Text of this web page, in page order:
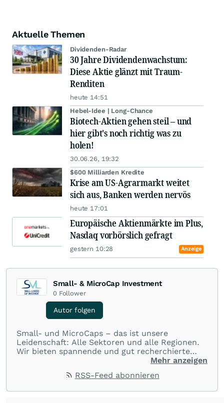
Aktuelle Themen
Dividenden-Radar
30 Jahre Dividendenwachstum:
Diese Aktie glänzt mit Traum-
Renditen
heute 14:51
Hebel-Idee | Long-Chance
Biotech-Aktien gehen steil – und
hier gibt's noch richtig was zu
holen!
30.06.26, 19:32
$600 Milliarden Kredite
Krise am US-Agrarmarkt weitet
sich aus, Banken werden nervös
heute 17:01
Europäische Aktienmärkte im Plus,
Nasdaq vorbörslich gefragt
gestern 10:28 Anzeige
Small- & MicroCap Investment
0 Follower
Autor folgen
Small- und MicroCaps – das ist unsere
Leidenschaft: Alle Sektoren und alle Regionen.
Wir bieten spannende und gut recherchierte
Einblicke in branchen- und marktbezogene
umfangreiche Erfahrungen in der Branche und
Mehr anzeigen
RSS-Feed abonnieren